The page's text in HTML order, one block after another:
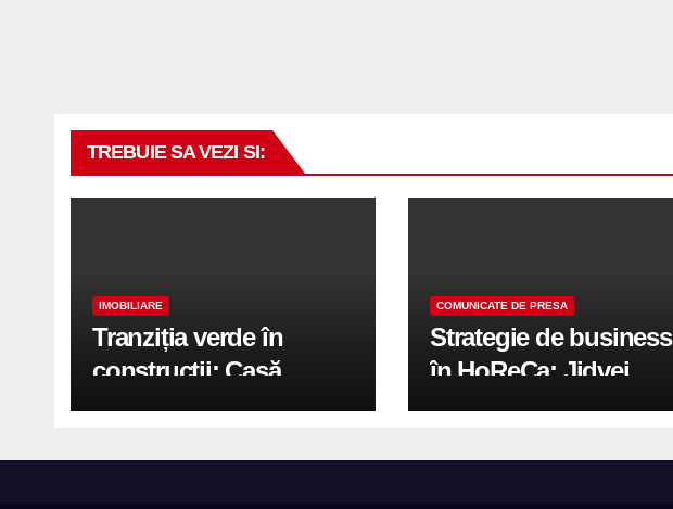
TREBUIE SA VEZI SI:
IMOBILIARE
Tranziția verde în
construcții: Casă
modernă cu structură
COMUNICATE DE PRESA
Strategie de business
în HoReCa: Jidvei
transformă terasele în